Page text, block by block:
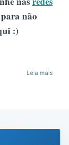
não
:)
Leia mais